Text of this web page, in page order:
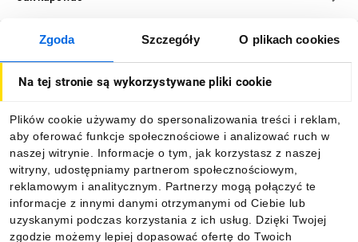
Zgoda Szczegóły O plikach cookies
Na tej stronie są wykorzystywane pliki cookie
Plików cookie używamy do spersonalizowania treści i reklam,
aby oferować funkcje społecznościowe i analizować ruch w
naszej witrynie. Informacje o tym, jak korzystasz z naszej
witryny, udostępniamy partnerom społecznościowym,
reklamowym i analitycznym. Partnerzy mogą połączyć te
informacje z innymi danymi otrzymanymi od Ciebie lub
uzyskanymi podczas korzystania z ich usług. Dzięki Twojej
zgodzie możemy lepiej dopasować ofertę do Twoich
O firmie
Informacje
Pobierz naszą aplikację mobilną: